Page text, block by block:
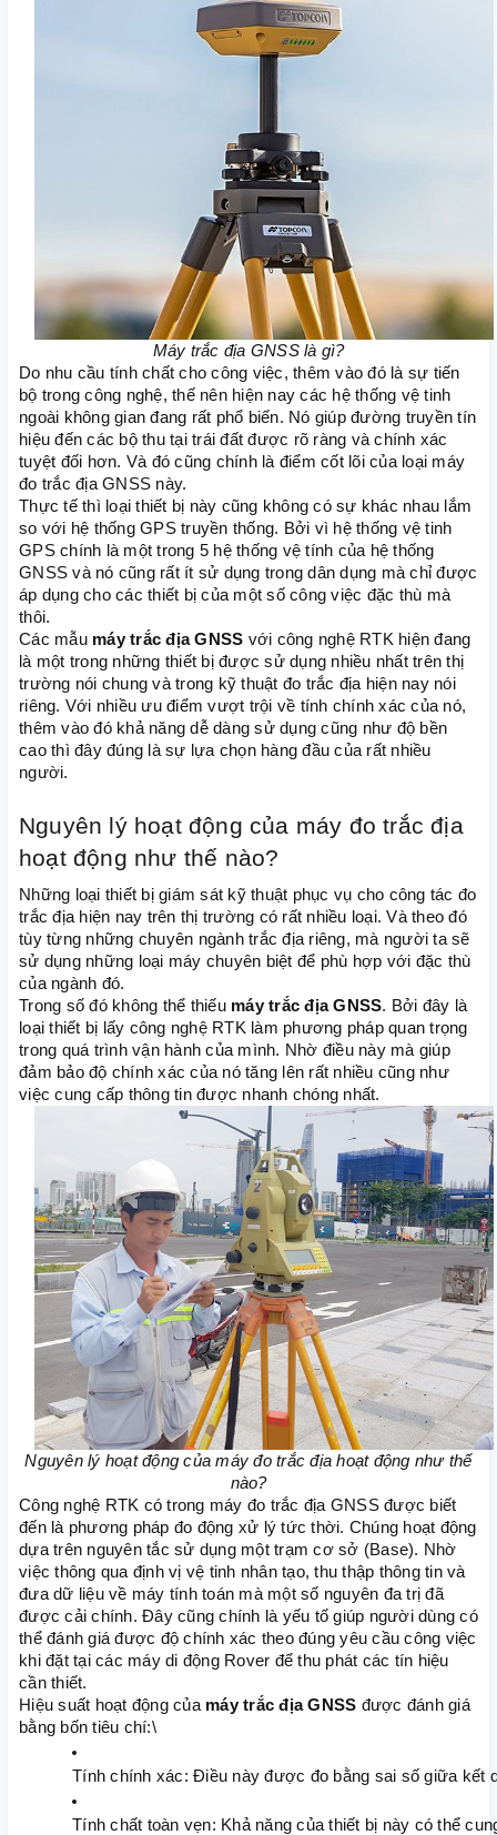
Máy trắc địa GNSS là gì?
Do nhu cầu tính chất cho công việc, thêm vào đó là sự tiến
bộ trong công nghệ, thế nên hiện nay các hệ thống vệ tinh
ngoài không gian đang rất phổ biến. Nó giúp đường truyền tín
hiệu đến các bộ thu tại trái đất được rõ ràng và chính xác
tuyệt đối hơn. Và đó cũng chính là điểm cốt lõi của loại máy
đo trắc địa GNSS này.
Thực tế thì loại thiết bị này cũng không có sự khác nhau lắm
so với hệ thống GPS truyền thống. Bởi vì hệ thống vệ tinh
GPS chính là một trong 5 hệ thống vệ tính của hệ thống
GNSS và nó cũng rất ít sử dụng trong dân dụng mà chỉ được
áp dụng cho các thiết bị của một số công việc đặc thù mà
thôi.
Các mẫu máy trắc địa GNSS với công nghệ RTK hiện đang
là một trong những thiết bị được sử dụng nhiều nhất trên thị
trường nói chung và trong kỹ thuật đo trắc địa hiện nay nói
riêng. Với nhiều ưu điểm vượt trội về tính chính xác của nó,
thêm vào đó khả năng dễ dàng sử dụng cũng như độ bền
cao thì đây đúng là sự lựa chọn hàng đầu của rất nhiều
người.
Nguyên lý hoạt động của máy đo trắc địa
hoạt động như thế nào?
Những loại thiết bị giám sát kỹ thuật phục vụ cho công tác đo
trắc địa hiện nay trên thị trường có rất nhiều loại. Và theo đó
tùy từng những chuyên ngành trắc địa riêng, mà người ta sẽ
sử dụng những loại máy chuyên biệt để phù hợp với đặc thù
của ngành đó.
Trong số đó không thể thiếumáy trắc địa GNSS. Bởi đây là
loại thiết bị lấy công nghệ RTK làm phương pháp quan trọng
trong quá trình vận hành của mình. Nhờ điều này mà giúp
đảm bảo độ chính xác của nó tăng lên rất nhiều cũng như
việc cung cấp thông tin được nhanh chóng nhất.
Nguyên lý hoạt động của máy đo trắc địa hoạt động như thế
nào?
Công nghệ RTK có trong máy đo trắc địa GNSS được biết
đến là phương pháp đo động xử lý tức thời. Chúng hoạt động
dựa trên nguyên tắc sử dụng một trạm cơ sở (Base). Nhờ
việc thông qua định vị vệ tinh nhân tạo, thu thập thông tin và
đưa dữ liệu về máy tính toán mà một số nguyên đa trị đã
được cải chính. Đây cũng chính là yếu tố giúp người dùng có
thể đánh giá được độ chính xác theo đúng yêu cầu công việc
khi đặt tại các máy di động Rover để thu phát các tín hiệu
cần thiết.
Hiệu suất hoạt động của máy trắc địa GNSS được đánh giá
bằng bốn tiêu chí:\
Tính chính xác: Điều này được đo bằng sai số giữa kết
Tính chất toàn vẹn: Khả năng của thiết bị này có thể